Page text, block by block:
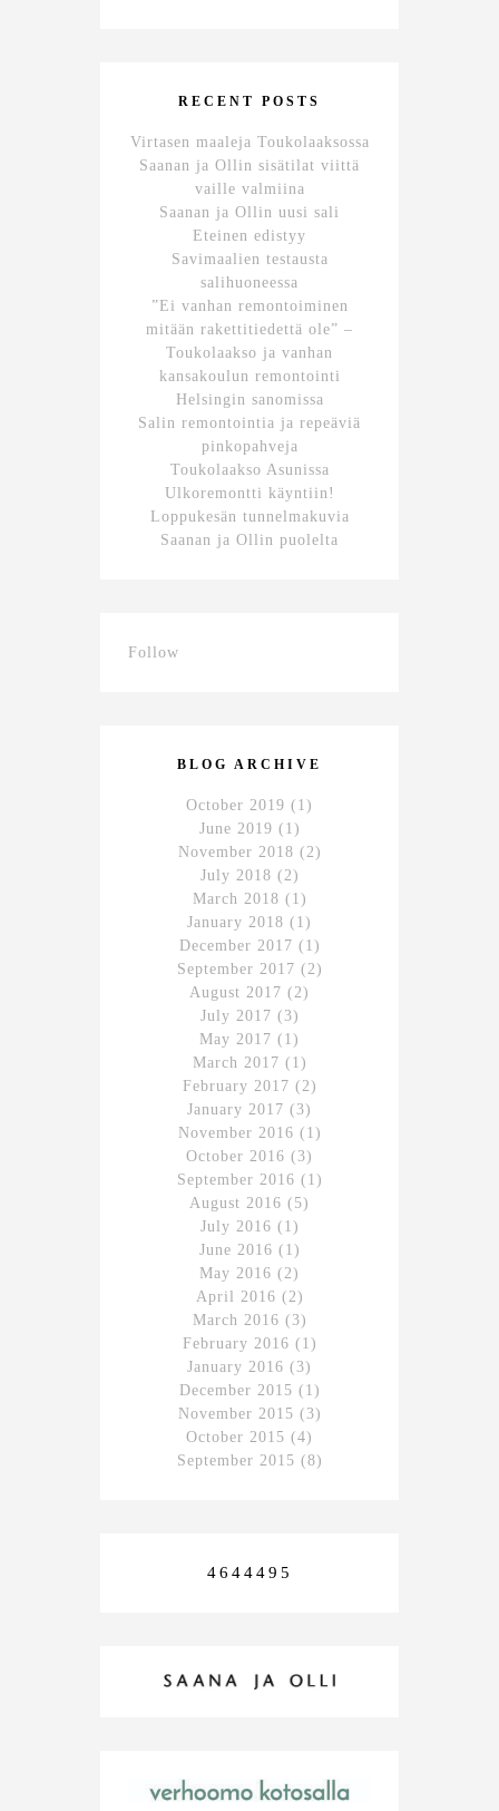
RECENT POSTS
Virtasen maaleja Toukolaaksossa
Saanan ja Ollin sisätilat viittä
vaille valmiina
Saanan ja Ollin uusi sali
Eteinen edistyy
Savimaalien testausta
salihuoneessa
”Ei vanhan remontoiminen
mitään rakettitiedettä ole” –
Toukolaakso ja vanhan
kansakoulun remontointi
Helsingin sanomissa
Salin remontointia ja repeäviä
pinkopahveja
Toukolaakso Asunissa
Ulkoremontti käyntiin!
Loppukesän tunnelmakuvia
Saanan ja Ollin puolelta
Follow
BLOG ARCHIVE
October 2019 (1)
June 2019 (1)
November 2018 (2)
July 2018 (2)
March 2018 (1)
January 2018 (1)
December 2017 (1)
September 2017 (2)
August 2017 (2)
July 2017 (3)
May 2017 (1)
March 2017 (1)
February 2017 (2)
January 2017 (3)
November 2016 (1)
October 2016 (3)
September 2016 (1)
August 2016 (5)
July 2016 (1)
June 2016 (1)
May 2016 (2)
April 2016 (2)
March 2016 (3)
February 2016 (1)
January 2016 (3)
December 2015 (1)
November 2015 (3)
October 2015 (4)
September 2015 (8)
4644495